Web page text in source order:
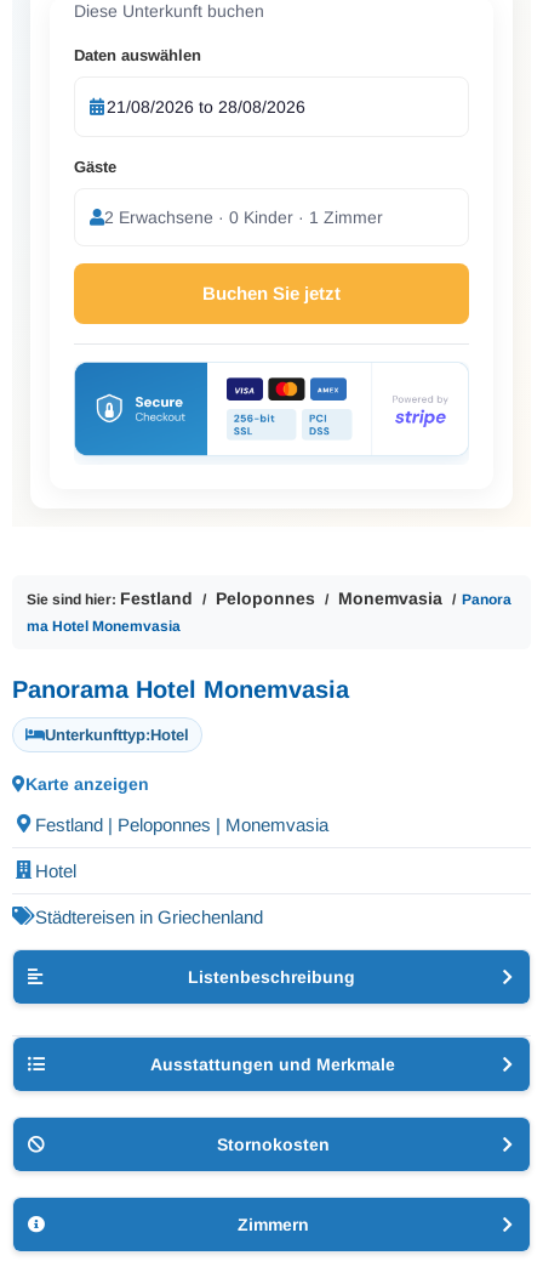
Diese Unterkunft buchen
Daten auswählen
Gäste
2 Erwachsene · 0 Kinder · 1 Zimmer
Buchen Sie jetzt
Sie sind hier: Festland Peloponnes Monemvasia
Panora
ma Hotel Monemvasia
Panorama Hotel Monemvasia
Unterkunfttyp:Hotel
Karte anzeigen
Festland | Peloponnes | Monemvasia
Hotel
Städtereisen in Griechenland
Listenbeschreibung
Ausstattungen und Merkmale
Stornokosten
Zimmern